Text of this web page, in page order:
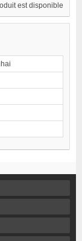
est disponible